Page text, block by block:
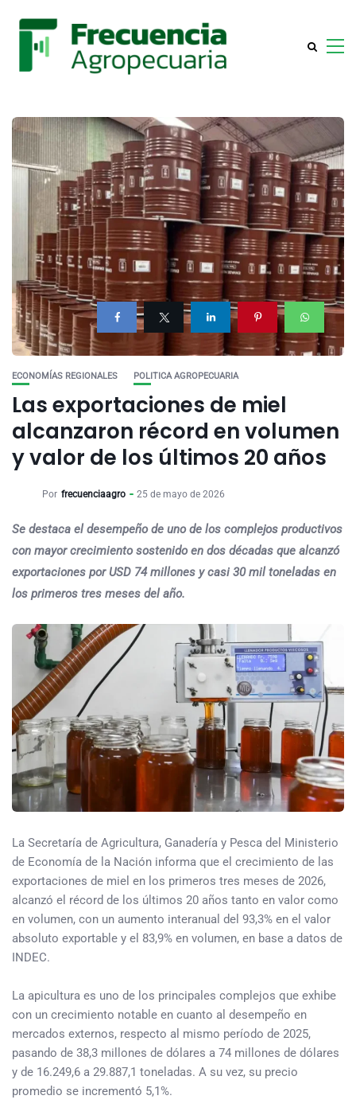
ECONOMÍAS REGIONALES POLITICA AGROPECUARIA
Las exportaciones de miel
alcanzaron récord en volumen
y valor de los últimos 20 años
Por frecuenciaagro 25 de mayo de 2026
Se destaca el desempeño de uno de los complejos productivos
con mayor crecimiento sostenido en dos décadas que alcanzó
exportaciones por USD 74 millones y casi 30 mil toneladas en
los primeros tres meses del año.
La Secretaría de Agricultura, Ganadería y Pesca del Ministerio
de Economía de la Nación informa que el crecimiento de las
exportaciones de miel en los primeros tres meses de 2026,
alcanzó el récord de los últimos 20 años tanto en valor como
en volumen, con un aumento interanual del 93,3% en el valor
absoluto exportable y el 83,9% en volumen, en base a datos de
INDEC.
La apicultura es uno de los principales complejos que exhibe
con un crecimiento notable en cuanto al desempeño en
mercados externos, respecto al mismo período de 2025,
pasando de 38,3 millones de dólares a 74 millones de dólares
y de 16.249,6 a 29.887,1 toneladas. A su vez, su precio
promedio se incrementó 5,1%.